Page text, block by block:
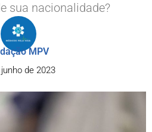
sua nacionalidade?
MPV
de 2023